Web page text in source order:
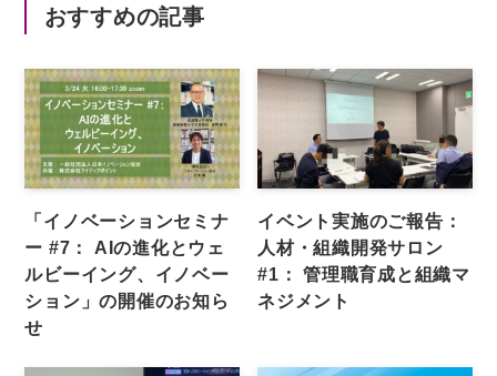
おすすめの記事
「イノベーションセミナ
ー #7： AIの進化とウェ
ルビーイング、イノベー
ション」の開催のお知ら
せ
イベント実施のご報告：
人材・組織開発サロン
#1： 管理職育成と組織マ
ネジメント